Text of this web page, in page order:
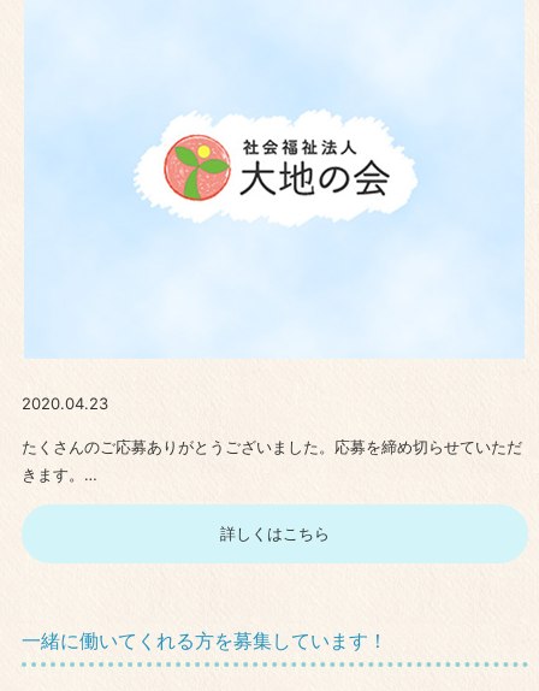
2020.04.23
たくさんのご応募ありがとうございました。応募を締め切らせていただ
きます。…
詳しくはこちら
一緒に働いてくれる方を募集しています！